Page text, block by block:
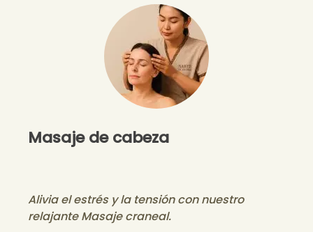
Masaje de cabeza
Alivia el estrés y la tensión con nuestro
relajante Masaje craneal.